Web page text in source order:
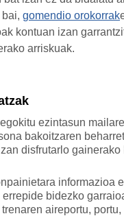
gomendio orokorrak
kontuan izan
arriskuak.
ezintasun
bakoitzaren
disfrutarlo
informazioa
bidezko
aireportu,